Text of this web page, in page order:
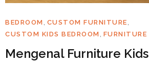
BEDROOM , CUSTOM FURNITURE ,
CUSTOM KIDS BEDROOM , FURNITURE
Mengenal Furniture Kids